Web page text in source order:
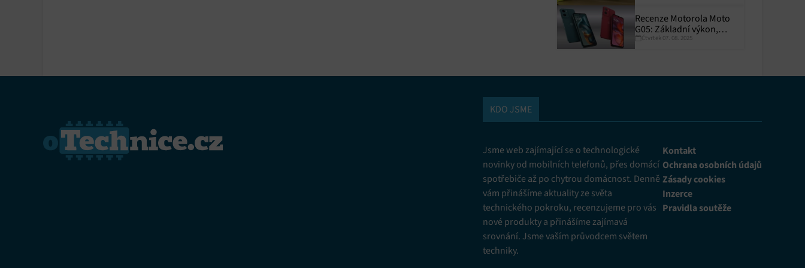
Recenze Motorola Moto
G05: Základní výkon,
skvělá výdrž
Čtvrtek 07. 08. 2025
KDO JSME
Jsme web zajímající se o technologické
novinky od mobilních telefonů, přes domácí
spotřebiče až po chytrou domácnost. Denně
vám přinášíme aktuality ze světa
technického pokroku, recenzujeme pro vás
nové produkty a přinášíme zajímavá
srovnání. Jsme vaším průvodcem světem
techniky.
Kontakt
Ochrana osobních údajů
Zásady cookies
Inzerce
Pravidla soutěže